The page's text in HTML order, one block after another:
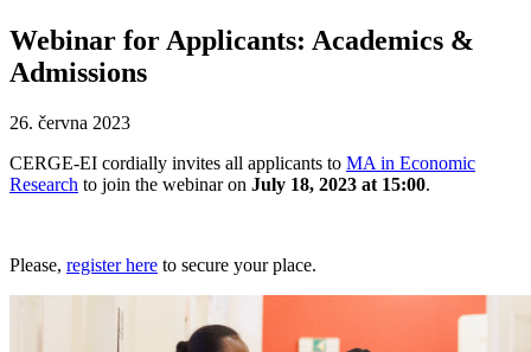
Webinar for Applicants: Academics &
Admissions
26. června 2023
CERGE-EI cordially invites all applicants to MA in Economic
Research to join the webinar on July 18, 2023 at 15:00.
Please, register here to secure your place.